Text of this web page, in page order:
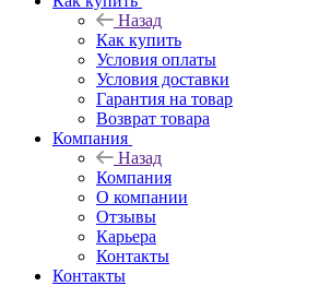
Назад
Как купить
Условия оплаты
Условия доставки
Гарантия на товар
Возврат товара
Компания
Назад
Компания
О компании
Отзывы
Карьера
Контакты
Контакты